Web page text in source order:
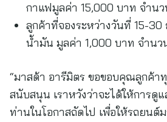
กาแฟมูลค่า 15,000 บาท จำนว
ลูกค้าที่จองระหว่างวันที่ 15-
น้ำมัน มูลค่า 1,000 บาท จำนว
“มาสด้า อารีมิตร ขอขอบคุณลูกค้า
สนับสนุน เราหวังว่าจะได้ให้การดู
ท่านในโอกาสถัดไป เพื่อให้รถยนต์